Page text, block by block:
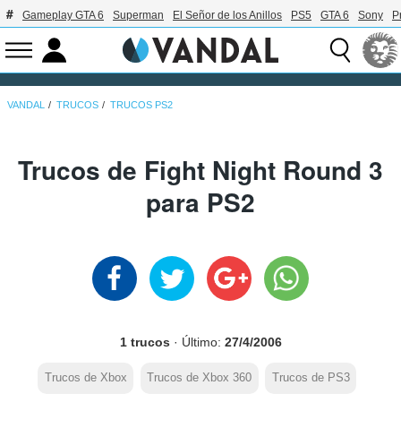
Gameplay GTA 6 Superman El Señor de los Anillos PS5 GTA 6 Sony
VANDAL TRUCOS TRUCOS PS2
Trucos de Fight Night Round 3
para PS2
1 trucos · Último: 27/4/2006
Trucos de Xbox Trucos de Xbox 360 Trucos de PS3